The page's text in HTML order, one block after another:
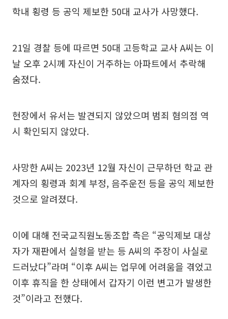
학내 횡령 등 공익 제보한 50대 교사가 사망했다.
21일 경찰 등에 따르면 50대 고등학교 교사 A씨는 이
날 오후 2시께 자신이 거주하는 아파트에서 추락해
숨졌다.
현장에서 유서는 발견되지 않았으며 범죄 혐의점 역
시 확인되지 않았다.
사망한 A씨는 2023년 12월 자신이 근무하던 학교 관
계자의 횡령과 회계 부정, 음주운전 등을 공익 제보한
것으로 알려졌다.
이에 대해 전국교직원노동조합 측은 “공익제보 대상
자가 재판에서 실형을 받는 등 A씨의 주장이 사실로
드러났다”라며 “이후 A씨는 업무에 어려움을 겪었고
이후 휴직을 한 상태에서 갑자기 이런 변고가 발생한
것”이라고 전했다.